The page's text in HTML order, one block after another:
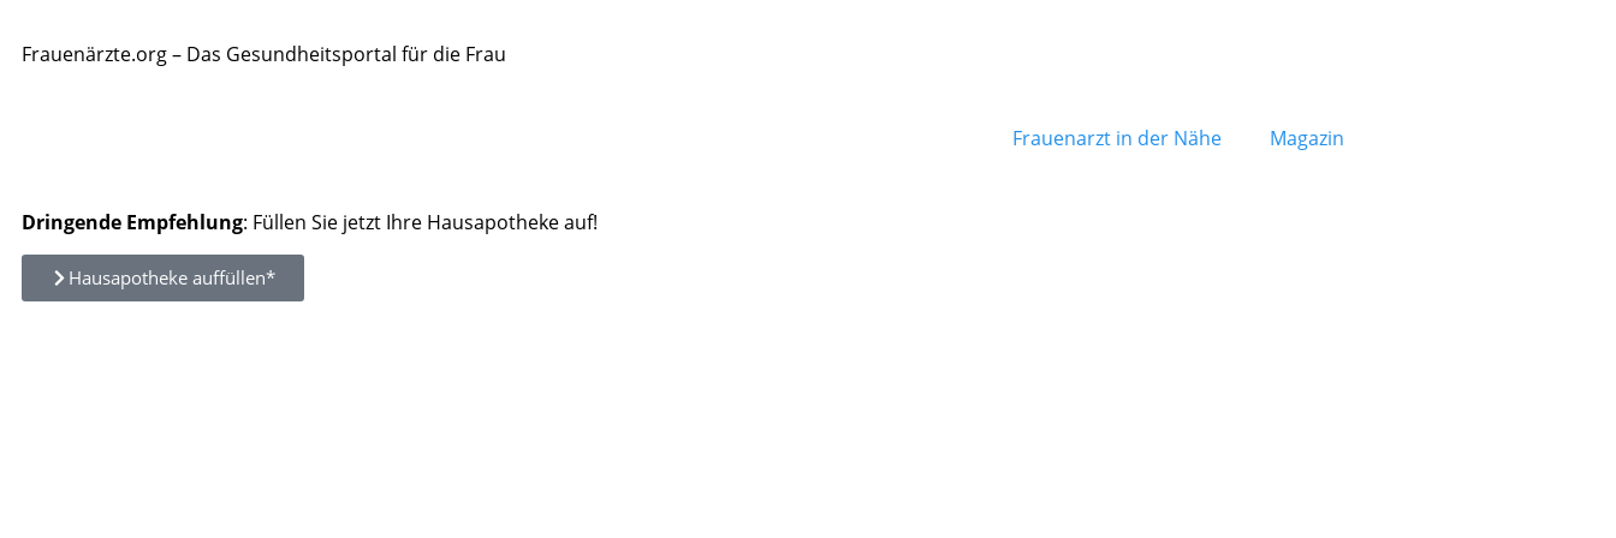
Frauenärzte.org – Das Gesundheitsportal für die Frau
Frauenarzt in der Nähe Magazin
Dringende Empfehlung: Füllen Sie jetzt Ihre Hausapotheke auf!
Hausapotheke auffüllen*